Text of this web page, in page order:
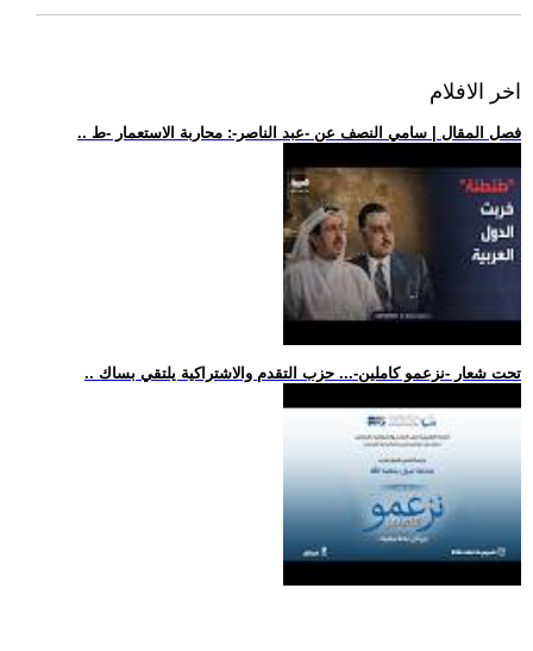
اخر الافلام
.. فصل المقال | سامي النصف عن -عبد الناصر-: محاربة الاستعمار -ط
.. تحت شعار -نزعمو كاملين-... حزب التقدم والاشتراكية يلتقي بساك